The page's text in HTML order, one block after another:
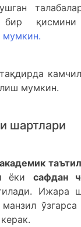
бир
мумкин.
мумкин.
шартлари
академик
ёки сафдан
Ижара
ўзгарса